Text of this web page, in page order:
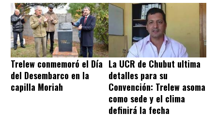
Trelew conmemoró el Día
del Desembarco en la
capilla Moriah
La UCR de Chubut ultima
detalles para su
Convención: Trelew asoma
como sede y el clima
definirá la fecha